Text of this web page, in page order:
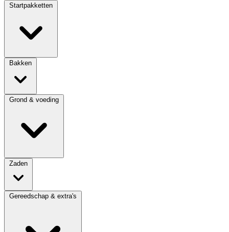
Startpakketten
Bakken
Grond & voeding
Zaden
Gereedschap & extra's